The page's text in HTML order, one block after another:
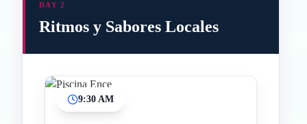
DAY 2
Ritmos y Sabores Locales
9:30 AM